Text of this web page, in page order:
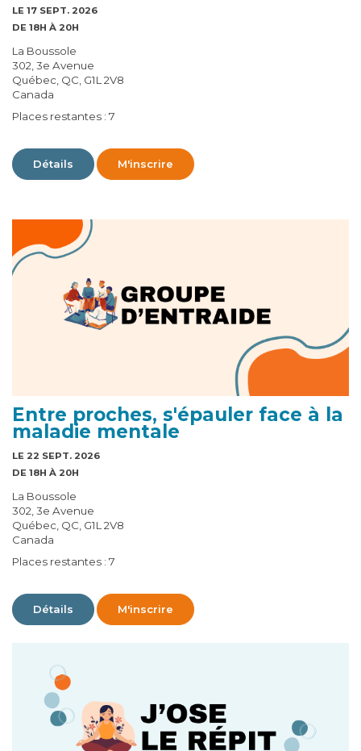
LE 17 SEPT. 2026
DE 18H À 20H
La Boussole
302, 3e Avenue
Québec, QC, G1L 2V8
Canada
Places restantes : 7
Détails M'inscrire
Entre proches, s'épauler face à la
maladie mentale
LE 22 SEPT. 2026
DE 18H À 20H
La Boussole
302, 3e Avenue
Québec, QC, G1L 2V8
Canada
Places restantes : 7
Détails M'inscrire